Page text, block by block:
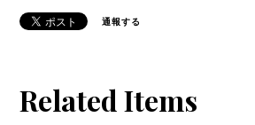
通報する
Related Items